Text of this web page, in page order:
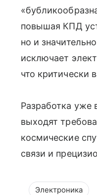
повышая КПД
но и
исключает
что критически
Разработка уже
выходят
космические
связи и
Электроника